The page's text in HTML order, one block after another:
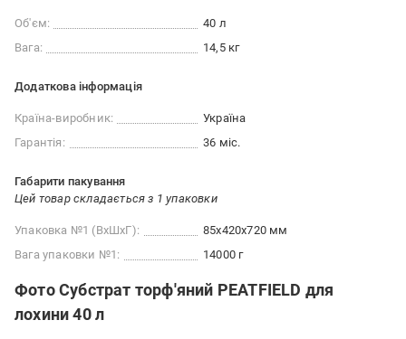
Об'єм:
40 л
Вага:
14,5 кг
Додаткова інформація
Країна-виробник:
Україна
Гарантія:
36 міс.
Габарити пакування
Цей товар складається з 1 упаковки
Упаковка №1 (ВхШхГ):
85x420x720 мм
Вага упаковки №1:
14000 г
Фото Субстрат торф'яний PEATFIELD для
лохини 40 л